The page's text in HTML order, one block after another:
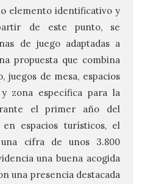
elemento identificativo y
de este punto, se
de juego adaptadas a
propuesta que combina
juegos de mesa, espacios
zona específica para la
el primer año del
en espacios turísticos, el
cifra de unos 3.800
una buena acogida
una presencia destacada